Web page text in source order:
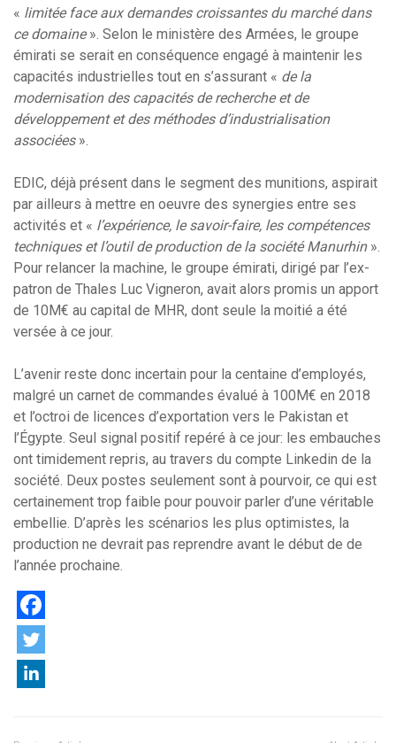
« limitée face aux demandes croissantes du marché dans
ce domaine». Selon le ministère des Armées, le groupe
émirati se serait en conséquence engagé à maintenir les
capacités industrielles tout en s’assurant « de la
modernisation des capacités de recherche et de
développement et des méthodes d’industrialisation
associées».
EDIC, déjà présent dans le segment des munitions, aspirait
par ailleurs à mettre en oeuvre des synergies entre ses
activités et « l’expérience, le savoir-faire, les compétences
techniques et l’outil de production de la société Manurhin».
Pour relancer la machine, le groupe émirati, dirigé par l’ex-
patron de Thales Luc Vigneron, avait alors promis un apport
de 10M€ au capital de MHR, dont seule la moitié a été
versée à ce jour.
L’avenir reste donc incertain pour la centaine d’employés,
malgré un carnet de commandes évalué à 100M€ en 2018
et l’octroi de licences d’exportation vers le Pakistan et
l’Égypte. Seul signal positif repéré à ce jour: les embauches
ont timidement repris, au travers du compte Linkedin de la
société. Deux postes seulement sont à pourvoir, ce qui est
certainement trop faible pour pouvoir parler d’une véritable
embellie. D’après les scénarios les plus optimistes, la
production ne devrait pas reprendre avant le début de de
l’année prochaine.